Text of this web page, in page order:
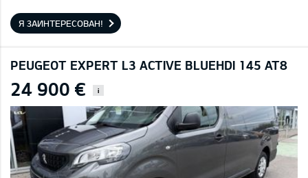
Я ЗАИНТЕРЕСОВАН!
PEUGEOT EXPERT L3 ACTIVE BLUEHDI 145 AT8
24 900 € i